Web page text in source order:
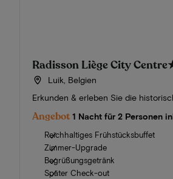
Radisson Liège City Centre
Luik, Belgien
Erkunden & erleben Sie die
Angebot 1 Nacht für 2 Personen
Reichhaltiges Frühstücksbuffet
Zimmer-Upgrade
Begrüßungsgetränk
Später Check-out